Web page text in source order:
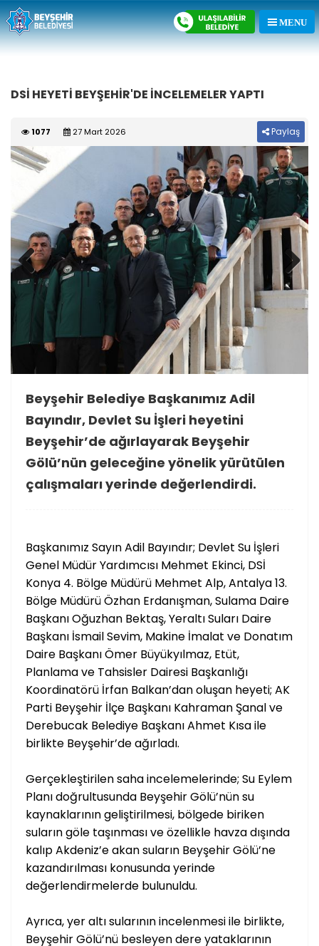
DSİ HEYETİ BEYŞEHİR'DE İNCELEMELER YAPTI
1077 27 Mart 2026 Paylaş
Previous Next
Beyşehir Belediye Başkanımız Adil
Bayındır, Devlet Su İşleri heyetini
Beyşehir’de ağırlayarak Beyşehir
Gölü’nün geleceğine yönelik yürütülen
çalışmaları yerinde değerlendirdi.
Başkanımız Sayın Adil Bayındır; Devlet Su İşleri
Genel Müdür Yardımcısı Mehmet Ekinci, DSİ
Konya 4. Bölge Müdürü Mehmet Alp, Antalya 13.
Bölge Müdürü Özhan Erdanışman, Sulama Daire
Başkanı Oğuzhan Bektaş, Yeraltı Suları Daire
Başkanı İsmail Sevim, Makine İmalat ve Donatım
Daire Başkanı Ömer Büyükyılmaz, Etüt,
Planlama ve Tahsisler Dairesi Başkanlığı
Koordinatörü İrfan Balkan’dan oluşan heyeti; AK
Parti Beyşehir İlçe Başkanı Kahraman Şanal ve
Derebucak Belediye Başkanı Ahmet Kısa ile
birlikte Beyşehir’de ağırladı.
Gerçekleştirilen saha incelemelerinde; Su Eylem
Planı doğrultusunda Beyşehir Gölü’nün su
kaynaklarının geliştirilmesi, bölgede biriken
suların göle taşınması ve özellikle havza dışında
kalıp Akdeniz’e akan suların Beyşehir Gölü’ne
kazandırılması konusunda yerinde
değerlendirmelerde bulunuldu.
Ayrıca, yer altı sularının incelenmesi ile birlikte,
Beyşehir Gölü’nü besleyen dere yataklarının